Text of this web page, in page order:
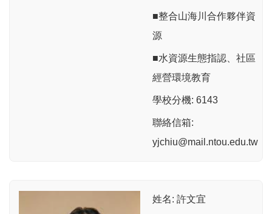
■整合山海川合作夥伴資
源
■水資源生態指認、社區
經營環境教育
學校分機: 6143
聯絡信箱:
yjchiu@mail.ntou.edu.tw
姓名: 許文宜